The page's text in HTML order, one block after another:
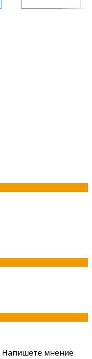
Напишете мнение